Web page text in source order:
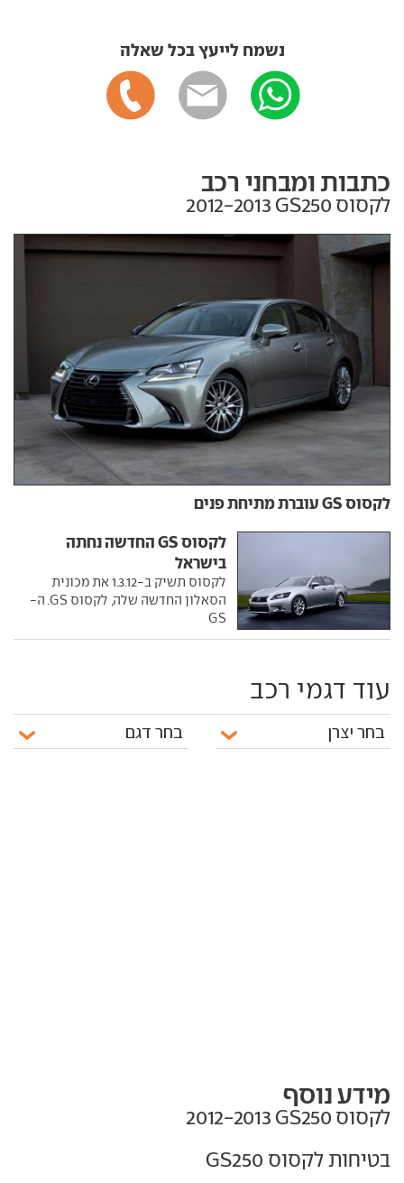
נשמח לייעץ בכל שאלה
כתבות ומבחני רכב
לקסוס GS250‏ 2012-2013
לקסוס GS עוברת מתיחת פנים
לקסוס GS החדשה נחתה
בישראל
לקסוס תשיק ב-1.3.12 את מכונית
הסאלון החדשה שלה, לקסוס GS. ה-
GS
עוד דגמי רכב
מידע נוסף
לקסוס GS250‏ 2012-2013
בטיחות לקסוס GS250